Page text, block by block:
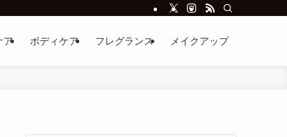
ア ボディケア フレグランス メイクアップ